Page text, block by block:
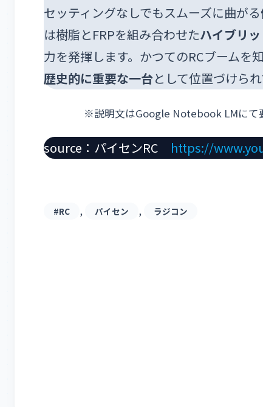
セッティングなしでもスムーズに曲がる
は樹脂とFRPを組み合わせたハイブリ
力を発揮します。かつてのRCブームを
歴史的に重要な一台として位置づけられ
※説明文はGoogle Notebook LMにて
source：パイセンRC https://
#RC , パイセン , ラジコン